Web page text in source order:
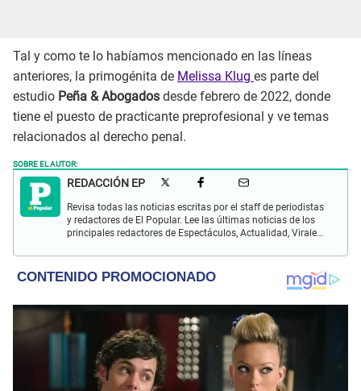
Tal y como te lo habíamos mencionado en las líneas
anteriores, la primogénita de Melissa Klug es parte del
estudio Peña & Abogados desde febrero de 2022, donde
tiene el puesto de practicante preprofesional y ve temas
relacionados al derecho penal.
SOBRE EL AUTOR:
REDACCIÓN EP
Revisa todas las noticias escritas por el staff de periodistas
y redactores de El Popular. Lee las últimas noticias de los
principales redactores de Espectáculos, Actualidad, Virales,